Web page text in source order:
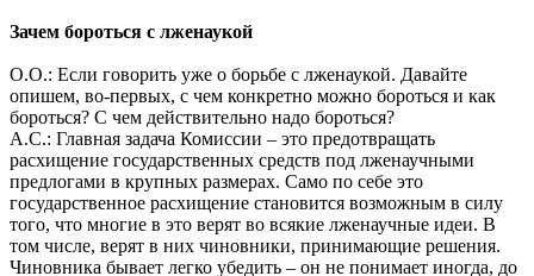
Зачем бороться с лженаукой
О.О.: Если говорить уже о борьбе с лженаукой. Давайте
опишем, во-первых, с чем конкретно можно бороться и как
бороться? С чем действительно надо бороться?
А.С.: Главная задача Комиссии – это предотвращать
расхищение государственных средств под лженаучными
предлогами в крупных размерах. Само по себе это
государственное расхищение становится возможным в силу
того, что многие в это верят во всякие лженаучные идеи. В
том числе, верят в них чиновники, принимающие решения.
Чиновника бывает легко убедить – он не понимает иногда, до